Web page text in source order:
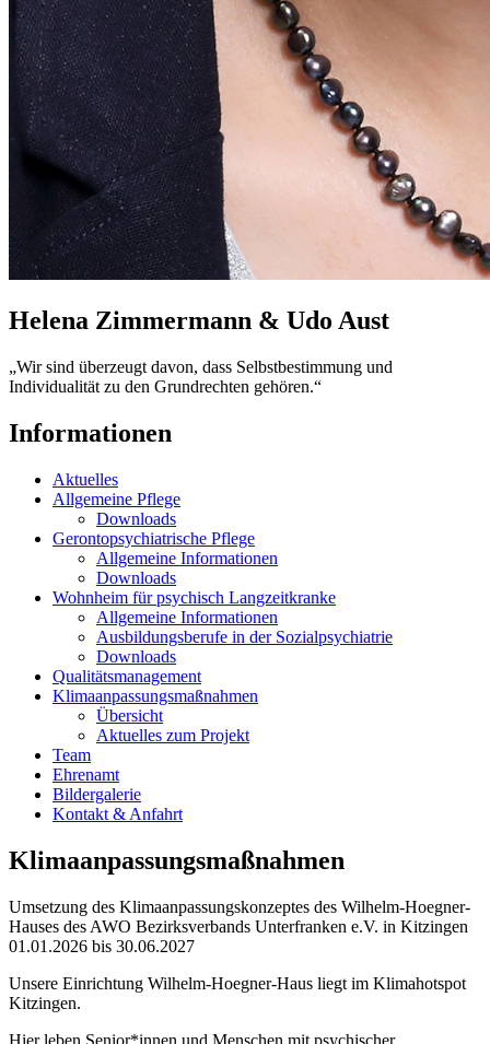
Helena Zimmermann & Udo Aust
„Wir sind überzeugt davon, dass Selbstbestimmung und
Individualität zu den Grundrechten gehören.“
Informationen
Aktuelles
Allgemeine Pflege
Downloads
Gerontopsychiatrische Pflege
Allgemeine Informationen
Downloads
Wohnheim für psychisch Langzeitkranke
Allgemeine Informationen
Ausbildungsberufe in der Sozialpsychiatrie
Downloads
Qualitätsmanagement
Klimaanpassungsmaßnahmen
Übersicht
Aktuelles zum Projekt
Team
Ehrenamt
Bildergalerie
Kontakt & Anfahrt
Klimaanpassungsmaßnahmen
Umsetzung des Klimaanpassungskonzeptes des Wilhelm-Hoegner-
Hauses des AWO Bezirksverbands Unterfranken e.V. in Kitzingen
01.01.2026 bis 30.06.2027
Unsere Einrichtung Wilhelm-Hoegner-Haus liegt im Klimahotspot
Kitzingen.
Hier leben Senior*innen und Menschen mit psychischer